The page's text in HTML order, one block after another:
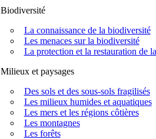
Biodiversité
La connaissance de la biodiversité
Les menaces sur la biodiversité
La protection et la restauration de
Milieux et paysages
Des sols et des sous-sols fragilisés
Les milieux humides et aquatiques
Les mers et les régions côtières
Les montagnes
Les forêts